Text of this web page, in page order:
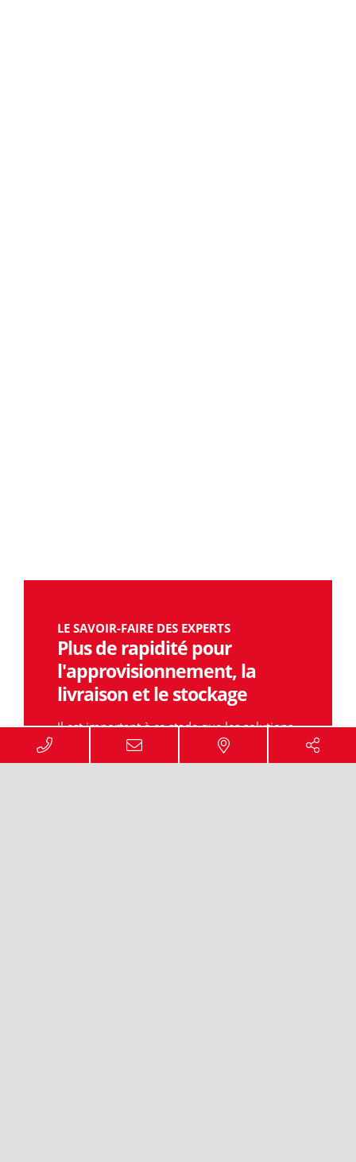
LE SAVOIR-FAIRE DES EXPERTS
Plus de rapidité pour
l'approvisionnement, la
livraison et le stockage
Il est important à ce stade que les solutions
de stockage dans la construction mécanique
assurent une plus grande efficacité et